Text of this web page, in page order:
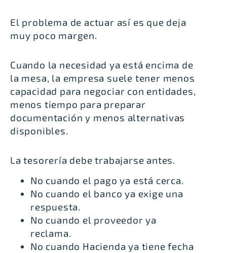
El problema de actuar así es que deja
muy poco margen.
Cuando la necesidad ya está encima de
la mesa, la empresa suele tener menos
capacidad para negociar con entidades,
menos tiempo para preparar
documentación y menos alternativas
disponibles.
La tesorería debe trabajarse antes.
No cuando el pago ya está cerca.
No cuando el banco ya exige una
respuesta.
No cuando el proveedor ya
reclama.
No cuando Hacienda ya tiene fecha